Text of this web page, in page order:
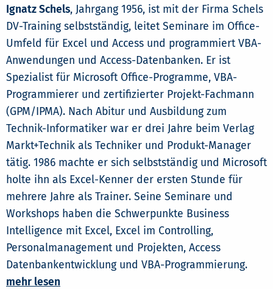
Ignatz Schels, Jahrgang 1956, ist mit der Firma Schels
DV-Training selbstständig, leitet Seminare im Office-
Umfeld für Excel und Access und programmiert VBA-
Anwendungen und Access-Datenbanken. Er ist
Spezialist für Microsoft Office-Programme, VBA-
Programmierer und zertifizierter Projekt-Fachmann
(GPM/IPMA). Nach Abitur und Ausbildung zum
Technik-Informatiker war er drei Jahre beim Verlag
Markt+Technik als Techniker und Produkt-Manager
tätig. 1986 machte er sich selbstständig und Microsoft
holte ihn als Excel-Kenner der ersten Stunde für
mehrere Jahre als Trainer. Seine Seminare und
Workshops haben die Schwerpunkte Business
Intelligence mit Excel, Excel im Controlling,
Personalmanagement und Projekten, Access
Datenbankentwicklung und VBA-Programmierung.
mehr lesen